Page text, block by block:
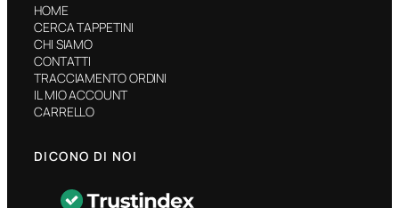
HOME
CERCA TAPPETINI
CHI SIAMO
CONTATTI
TRACCIAMENTO ORDINI
IL MIO ACCOUNT
CARRELLO
DICONO DI NOI